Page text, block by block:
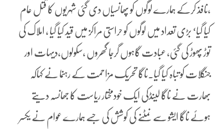
،نافذ کرکے ہمارے لوگوں کو پھانسیاں دی گئی شہریوں کا قتل عام
کیا گیا‘ بڑی تعداد میں لوگوں کو حراستی مراکز میں قید کیا گیا ، املاک کی
توڑ پھوڑ کی گئی، عبادت گاہوں گرجا گھروں ،سکولوں،دیہات اور
جنگلات کو تباہ کیا گیا۔ناگا تحریک مزاحمت کے رہنما نے کہاکہ
بھارت نے ناگا لینڈکی ایک خودمختار ریاست کا جھانسہ دیتے
ہوئے ناگا ایشو سے نمٹنے کی کوشش کی جسے ہمارے عوام نے یکسر